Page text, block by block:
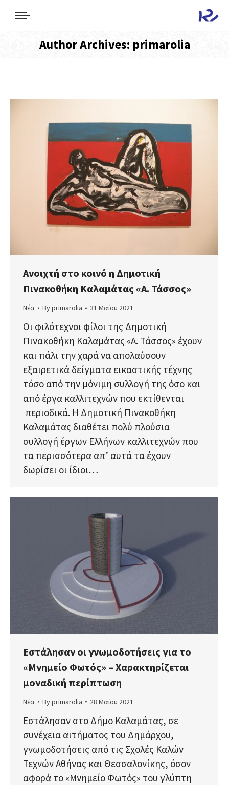
Author Archives: primarolia
Ανοιχτή στο κοινό η Δημοτική
Πινακοθήκη Καλαμάτας «Α. Τάσσος»
Νέα Byprimarolia 31 Μαΐου 2021
Οι φιλότεχνοι φίλοι της Δημοτική
Πινακοθήκη Καλαμάτας «Α. Τάσσος» έχουν
και πάλι την χαρά να απολαύσουν
εξαιρετικά δείγματα εικαστικής τέχνης
τόσο από την μόνιμη συλλογή της όσο και
από έργα καλλιτεχνών που εκτίθενται
περιοδικά. Η Δημοτική Πινακοθήκη
Καλαμάτας διαθέτει πολύ πλούσια
συλλογή έργων Ελλήνων καλλιτεχνών που
τα περισσότερα απ’ αυτά τα έχουν
δωρίσει οι ίδιοι…
Εστάλησαν οι γνωμοδοτήσεις για το
«Μνημείο Φωτός» – Χαρακτηρίζεται
μοναδική περίπτωση
Νέα Byprimarolia 28 Μαΐου 2021
Εστάλησαν στο Δήμο Καλαμάτας, σε
συνέχεια αιτήματος του Δημάρχου,
γνωμοδοτήσεις από τις Σχολές Καλών
Τεχνών Αθήνας και Θεσσαλονίκης, όσον
αφορά το «Μνημείο Φωτός» του γλύπτη